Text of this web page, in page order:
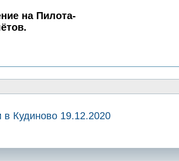
на Пилота-
в Кудиново 19.12.2020